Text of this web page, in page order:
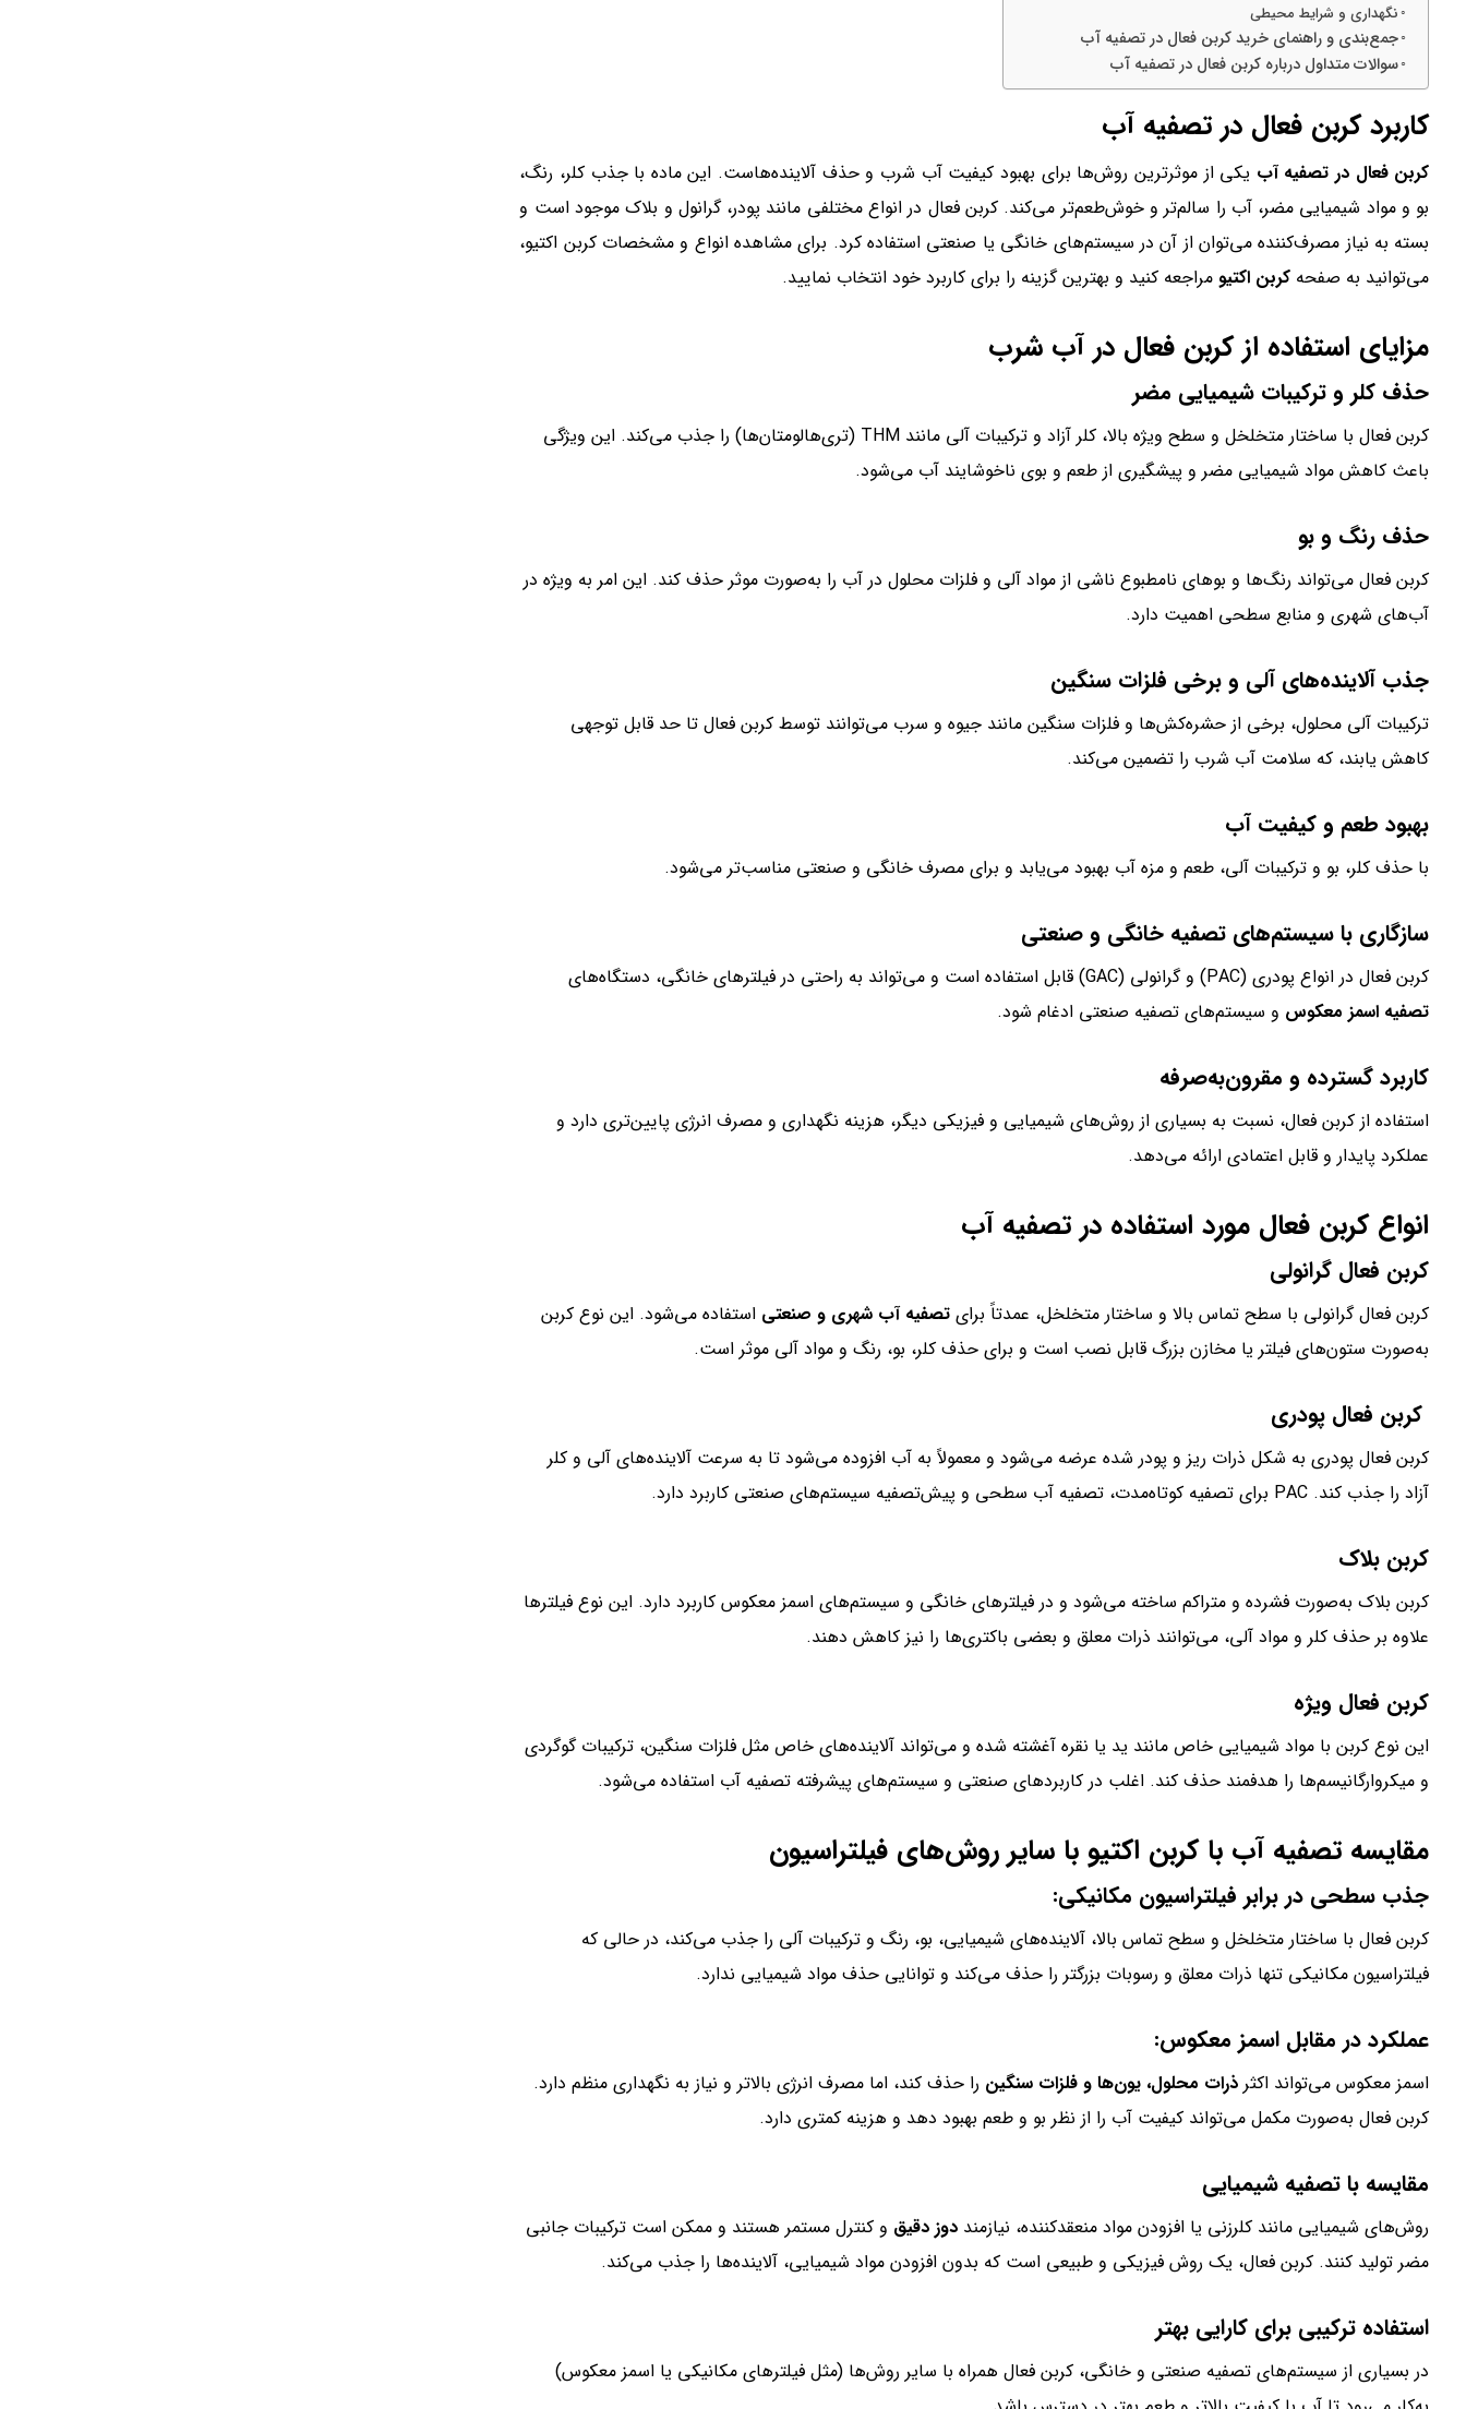
نگهداری و شرایط محیطی
جمع‌بندی و راهنمای خرید کربن فعال در تصفیه آب
سوالات متداول درباره کربن فعال در تصفیه آب
کاربرد کربن فعال در تصفیه آب
کربن فعال در تصفیه آب یکی از موثرترین روش‌ها برای بهبود کیفیت آب شرب و حذف آلاینده‌هاست. این ماده با جذب کلر، رنگ،
بو و مواد شیمیایی مضر، آب را سالم‌تر و خوش‌طعم‌تر می‌کند. کربن فعال در انواع مختلفی مانند پودر، گرانول و بلاک موجود است و
بسته به نیاز مصرف‌کننده می‌توان از آن در سیستم‌های خانگی یا صنعتی استفاده کرد. برای مشاهده انواع و مشخصات کربن اکتیو،
می‌توانید به صفحه کربن اکتیومراجعه کنید و بهترین گزینه را برای کاربرد خود انتخاب نمایید.
مزایای استفاده از کربن فعال در آب شرب
حذف کلر و ترکیبات شیمیایی مضر
کربن فعال با ساختار متخلخل و سطح ویژه بالا، کلر آزاد و ترکیبات آلی مانند THM (تری‌هالومتان‌ها) را جذب می‌کند. این ویژگی
باعث کاهش مواد شیمیایی مضر و پیشگیری از طعم و بوی ناخوشایند آب می‌شود.
حذف رنگ و بو
کربن فعال می‌تواند رنگ‌ها و بوهای نامطبوع ناشی از مواد آلی و فلزات محلول در آب را به‌صورت موثر حذف کند. این امر به ویژه در
آب‌های شهری و منابع سطحی اهمیت دارد.
جذب آلاینده‌های آلی و برخی فلزات سنگین
ترکیبات آلی محلول، برخی از حشره‌کش‌ها و فلزات سنگین مانند جیوه و سرب می‌توانند توسط کربن فعال تا حد قابل توجهی
کاهش یابند، که سلامت آب شرب را تضمین می‌کند.
بهبود طعم و کیفیت آب
با حذف کلر، بو و ترکیبات آلی، طعم و مزه آب بهبود می‌یابد و برای مصرف خانگی و صنعتی مناسب‌تر می‌شود.
سازگاری با سیستم‌های تصفیه خانگی و صنعتی
کربن فعال در انواع پودری (PAC) و گرانولی (GAC) قابل استفاده است و می‌تواند به راحتی در فیلترهای خانگی، دستگاه‌های
تصفیه اسمز معکوس و سیستم‌های تصفیه صنعتی ادغام شود.
کاربرد گسترده و مقرون‌به‌صرفه
استفاده از کربن فعال، نسبت به بسیاری از روش‌های شیمیایی و فیزیکی دیگر، هزینه نگهداری و مصرف انرژی پایین‌تری دارد و
عملکرد پایدار و قابل اعتمادی ارائه می‌دهد.
انواع کربن فعال مورد استفاده در تصفیه آب
کربن فعال گرانولی
کربن فعال گرانولی با سطح تماس بالا و ساختار متخلخل، عمدتاً برای تصفیه آب شهری و صنعتی استفاده می‌شود. این نوع کربن
به‌صورت ستون‌های فیلتر یا مخازن بزرگ قابل نصب است و برای حذف کلر، بو، رنگ و مواد آلی موثر است.
کربن فعال پودری
کربن فعال پودری به شکل ذرات ریز و پودر شده عرضه می‌شود و معمولاً به آب افزوده می‌شود تا به سرعت آلاینده‌های آلی و کلر
آزاد را جذب کند. PAC برای تصفیه کوتاه‌مدت، تصفیه آب سطحی و پیش‌تصفیه سیستم‌های صنعتی کاربرد دارد.
کربن بلاک
کربن بلاک به‌صورت فشرده و متراکم ساخته می‌شود و در فیلترهای خانگی و سیستم‌های اسمز معکوس کاربرد دارد. این نوع فیلترها
علاوه بر حذف کلر و مواد آلی، می‌توانند ذرات معلق و بعضی باکتری‌ها را نیز کاهش دهند.
کربن فعال ویژه
این نوع کربن با مواد شیمیایی خاص مانند ید یا نقره آغشته شده و می‌تواند آلاینده‌های خاص مثل فلزات سنگین، ترکیبات گوگردی
و میکروارگانیسم‌ها را هدفمند حذف کند. اغلب در کاربردهای صنعتی و سیستم‌های پیشرفته تصفیه آب استفاده می‌شود.
مقایسه تصفیه آب با کربن اکتیو با سایر روش‌های فیلتراسیون
جذب سطحی در برابر فیلتراسیون مکانیکی:
کربن فعال با ساختار متخلخل و سطح تماس بالا، آلاینده‌های شیمیایی، بو، رنگ و ترکیبات آلی را جذب می‌کند، در حالی که
فیلتراسیون مکانیکی تنها ذرات معلق و رسوبات بزرگتر را حذف می‌کند و توانایی حذف مواد شیمیایی ندارد.
عملکرد در مقابل اسمز معکوس:
اسمز معکوس می‌تواند اکثر ذرات محلول، یون‌ها و فلزات سنگین را حذف کند، اما مصرف انرژی بالاتر و نیاز به نگهداری منظم دارد.
کربن فعال به‌صورت مکمل می‌تواند کیفیت آب را از نظر بو و طعم بهبود دهد و هزینه کمتری دارد.
مقایسه با تصفیه شیمیایی
روش‌های شیمیایی مانند کلرزنی یا افزودن مواد منعقدکننده، نیازمند دوز دقیق و کنترل مستمر هستند و ممکن است ترکیبات جانبی
مضر تولید کنند. کربن فعال، یک روش فیزیکی و طبیعی است که بدون افزودن مواد شیمیایی، آلاینده‌ها را جذب می‌کند.
استفاده ترکیبی برای کارایی بهتر
در بسیاری از سیستم‌های تصفیه صنعتی و خانگی، کربن فعال همراه با سایر روش‌ها (مثل فیلترهای مکانیکی یا اسمز معکوس)